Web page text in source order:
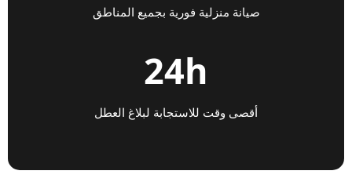
صيانة منزلية فورية بجميع المناطق
24h
أقصى وقت للاستجابة لبلاغ العطل